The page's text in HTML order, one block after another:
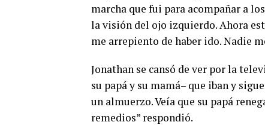
marcha que fui para acompañar a
la visión del ojo izquierdo. Ahora
me arrepiento de haber ido. Nadie
Jonathan se cansó de ver por la
su papá y su mamá– que iban y
un almuerzo. Veía que su papá
remedios” respondió.